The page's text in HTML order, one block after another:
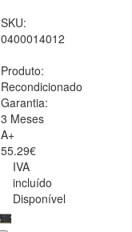
SKU:
0400014012
Produto:
Recondicionado
Garantia:
3 Meses
A+
55.29€
IVA
incluído
Disponível